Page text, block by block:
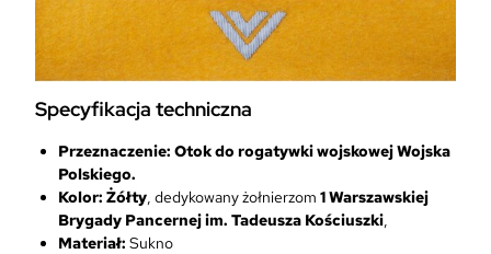
j
s
k
P
k
Specyfikacja techniczna
Przeznaczenie: Otok do rogatywki wojskowej Wojska
Polskiego.
Kolor: Żółty , dedykowany żołnierzom1 Warszawskiej
Brygady Pancernej im. Tadeusza Kościuszki
Materiał: Sukno